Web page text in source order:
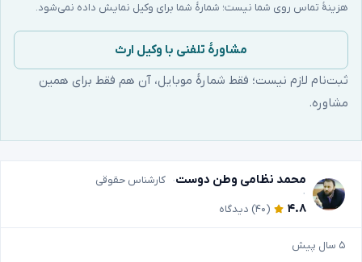
هزینهٔ تماس روی شما نیست؛ شمارهٔ شما برای وکیل نمایش داده نمی‌شود.
مشاورهٔ تلفنی با وکیل ارث
ثبت‌نام لازم نیست؛ فقط شمارهٔ موبایل، آن هم فقط برای همین
مشاوره.
محمد نظامی وطن دوست کارشناس حقوقی
۴.۸ (۴۰) دیدگاه
۵ سال پیش